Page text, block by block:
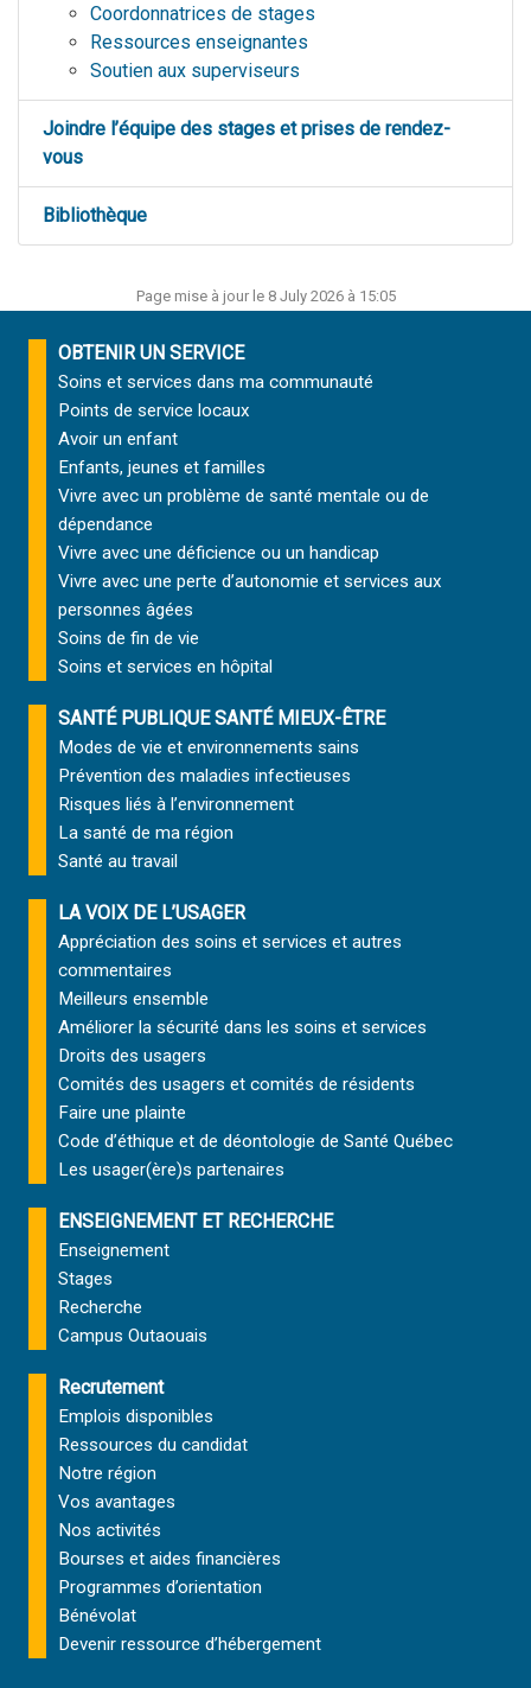
Coordonnatrices de stages
Ressources enseignantes
Soutien aux superviseurs
Joindre l’équipe des stages et prises de rendez-
vous
Bibliothèque
Page mise à jour le 8 July 2026 à 15:05
OBTENIR UN SERVICE
Soins et services dans ma communauté
Points de service locaux
Avoir un enfant
Enfants, jeunes et familles
Vivre avec un problème de santé mentale ou de
dépendance
Vivre avec une déficience ou un handicap
Vivre avec une perte d’autonomie et services aux
personnes âgées
Soins de fin de vie
Soins et services en hôpital
SANTÉ PUBLIQUE SANTÉ MIEUX-ÊTRE
Modes de vie et environnements sains
Prévention des maladies infectieuses
Risques liés à l’environnement
La santé de ma région
Santé au travail
LA VOIX DE L’USAGER
Appréciation des soins et services et autres
commentaires
Meilleurs ensemble
Améliorer la sécurité dans les soins et services
Droits des usagers
Comités des usagers et comités de résidents
Faire une plainte
Code d’éthique et de déontologie de Santé Québec
Les usager(ère)s partenaires
ENSEIGNEMENT ET RECHERCHE
Enseignement
Stages
Recherche
Campus Outaouais
Recrutement
Emplois disponibles
Ressources du candidat
Notre région
Vos avantages
Nos activités
Bourses et aides financières
Programmes d’orientation
Bénévolat
Devenir ressource d’hébergement